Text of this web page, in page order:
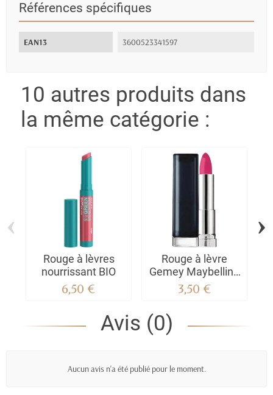
Références spécifiques
EAN13 3600523341597
10 autres produits dans
la même catégorie :
Rouge à lèvres
nourrissant BIO
6,50 €
Rouge à lèvre
Gemey Maybelline
Color Sensational
3,50 €
‹ ›
Avis (0)
Aucun avis n'a été publié pour le moment.